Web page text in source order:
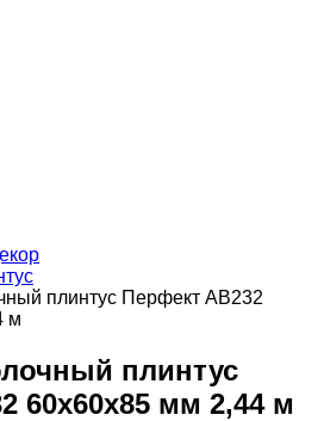
плинтус Перфект AB232
м
плинтус
60х60х85 мм 2,44 м